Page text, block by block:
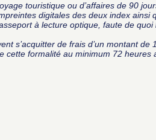
touristique ou d’affaires de 90
digitales des deux index ainsi
à lecture optique, faute de quoi
s’acquitter de frais d’un montant de
cette formalité au minimum 72 heures